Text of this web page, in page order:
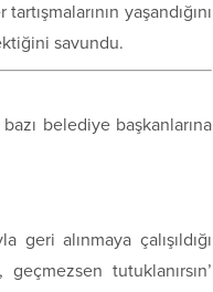
yaşandığını
savundu.
belediye başkanlarına
alınmaya çalışıldığı
tutuklanırsın’